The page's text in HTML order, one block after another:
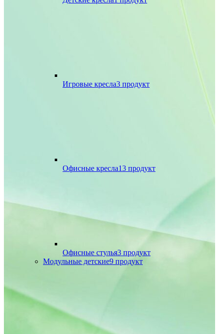
Игровые кресла3 продукт
Офисные кресла13 продукт
Офисные стулья3 продукт
Модульные детские9 продукт